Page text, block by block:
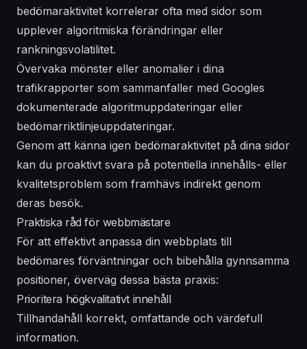
bedömaraktivitet korrelerar ofta med sidor som
upplever algoritmiska förändringar eller
rankningsvolatilitet.
Övervaka mönster eller anomalier i dina
trafikrapporter som sammanfaller med Googles
dokumenterade algoritmuppdateringar eller
bedömarriktlinjeuppdateringar.
Genom att känna igen bedömaraktivitet på dina sidor
kan du proaktivt svara på potentiella innehålls- eller
kvalitetsproblem som framhävs indirekt genom
deras besök.
Praktiska råd för webbmästare
För att effektivt anpassa din webbplats till
bedömares förväntningar och bibehålla gynnsamma
positioner, överväg dessa bästa praxis:
Prioritera högkvalitativt innehåll
Tillhandahåll korrekt, omfattande och värdefull
information.